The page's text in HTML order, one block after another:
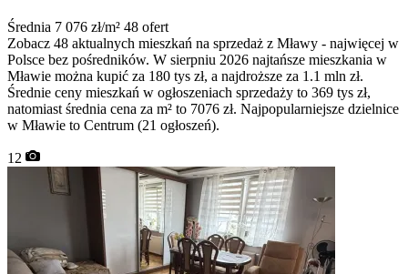
Średnia 7 076 zł/m² 48 ofert
Zobacz 48 aktualnych mieszkań na sprzedaż z Mławy - najwięcej w
Polsce bez pośredników. W sierpniu 2026 najtańsze mieszkania w
Mławie można kupić za 180 tys zł, a najdroższe za 1.1 mln zł.
Średnie ceny mieszkań w ogłoszeniach sprzedaży to 369 tys zł,
natomiast średnia cena za m² to 7076 zł. Najpopularniejsze dzielnice
w Mławie to Centrum (21 ogłoszeń).
12